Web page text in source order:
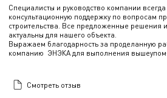
Специалисты и руководство компании
консультационную поддержку по вопросам
строительства. Все предложенные решения
актуальны для нашего объекта.
Выражаем благодарность за проделанную
компанию ЭНЭКА для выполнения
Смотреть отзыв